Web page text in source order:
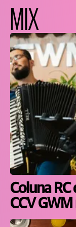
MIX
Coluna
CCV